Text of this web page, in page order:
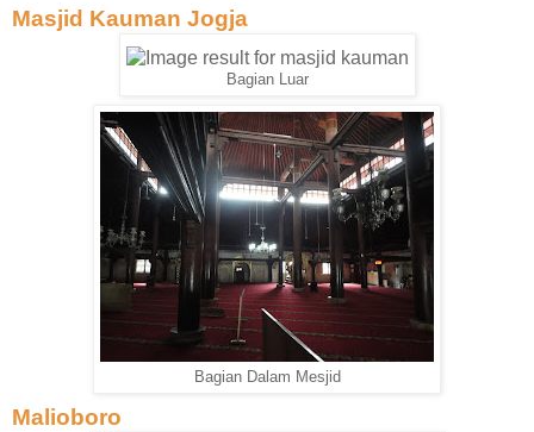
Masjid Kauman Jogja
Bagian Luar
Bagian Dalam Mesjid
Malioboro